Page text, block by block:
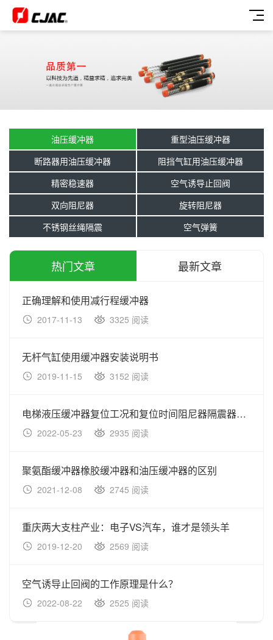
油压缓冲器
重型油压缓冲器
断路器用油压缓冲器
阻挡气缸用油压缓冲器
精密稳速器
空气诱导止回阀
双向阻尼器
旋转阻尼器
不锈钢丝绳隔震
空气弹簧
热门文章 最新文章
正确理解和使用减行程缓冲器
2017-11-13 3325 阅读
无杆气缸使用缓冲器安装说明书
2019-11-15 3152 阅读
电梯液压缓冲器复位工况和复位时间阻尼器隔震器分析
2022-05-23 2935 阅读
聚氨酯缓冲器橡胶缓冲器和油压缓冲器的区别
2021-12-08 2745 阅读
重庆两大支柱产业：电子VS汽车，谁才是领头羊
2019-12-20 2569 阅读
空气诱导止回阀的工作原理是什么？
2022-08-22 2525 阅读